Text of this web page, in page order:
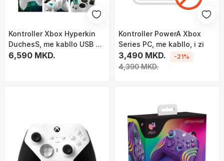
Kontroller Xbox Hyperkin
DuchesS, me kabllo USB C,
i bardhë
6,590 MKD.
Kontroller PowerA Xbox
Series PC, me kabllo, i zi
3,490 MKD.
4,390 MKD.
-21%